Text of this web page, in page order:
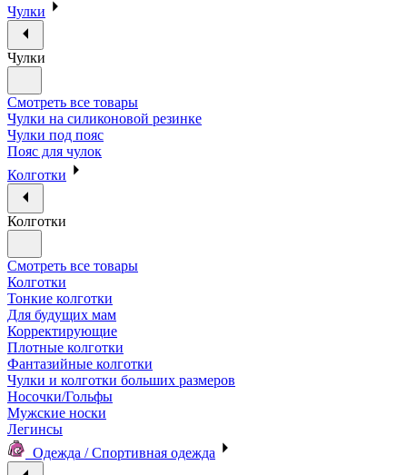
Чулки
Чулки
Смотреть все товары
Чулки на силиконовой резинке
Чулки под пояс
Пояс для чулок
Колготки
Колготки
Смотреть все товары
Колготки
Тонкие колготки
Для будущих мам
Корректирующие
Плотные колготки
Фантазийные колготки
Чулки и колготки больших размеров
Носочки/Гольфы
Мужские носки
Легинсы
Одежда / Спортивная одежда